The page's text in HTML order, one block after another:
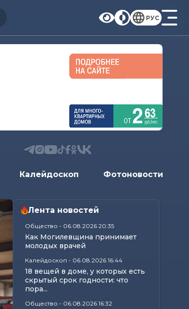
РУС
Калейдоскоп Фотоновости
Лента новостей
Общество - 06.08.2026 20:35
Как Могилевщина принимает
молодых врачей
Калейдоскоп - 06.08.2026 16:44
18 вещей в доме, у которых есть
скрытый срок годности: что
пора...
Общество - 06.08.2026 16:32